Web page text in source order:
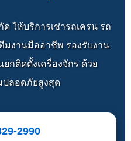
ให้บริการเช่ารถเครน รถ
มงานมืออาชีพ รองรับงาน
ยกติดตั้งเครื่องจักร ด้วย
ปลอดภัยสูงสุด
2990